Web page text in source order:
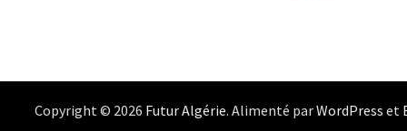
Copyright © 2026 Futur Algérie. Alimenté parWordPress et